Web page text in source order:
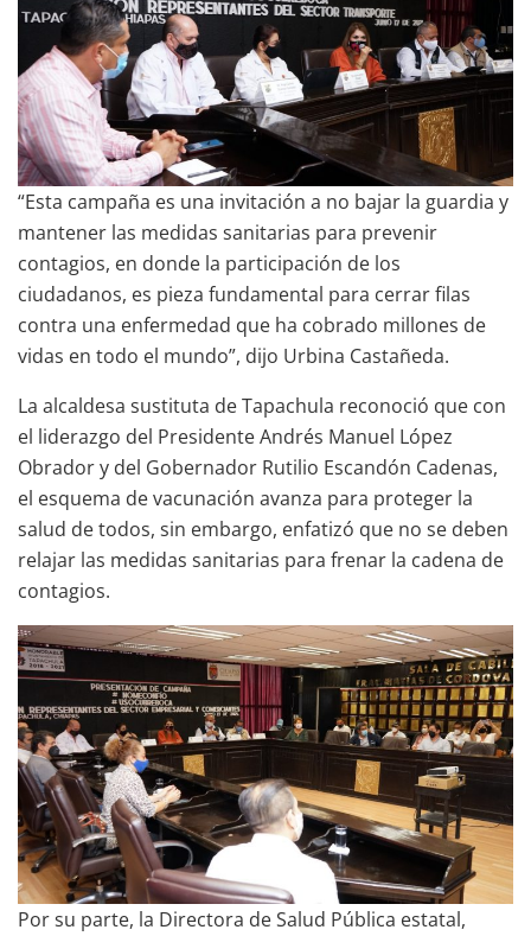
“Esta campaña es una invitación a no bajar la guardia y
mantener las medidas sanitarias para prevenir
contagios, en donde la participación de los
ciudadanos, es pieza fundamental para cerrar filas
contra una enfermedad que ha cobrado millones de
vidas en todo el mundo”, dijo Urbina Castañeda.
La alcaldesa sustituta de Tapachula reconoció que con
el liderazgo del Presidente Andrés Manuel López
Obrador y del Gobernador Rutilio Escandón Cadenas,
el esquema de vacunación avanza para proteger la
salud de todos, sin embargo, enfatizó que no se deben
relajar las medidas sanitarias para frenar la cadena de
contagios.
Por su parte, la Directora de Salud Pública estatal,